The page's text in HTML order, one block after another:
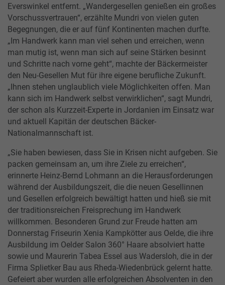
Everswinkel entfernt. „Wandergesellen genießen ein großes
Vorschussvertrauen“, erzählte Mundri von vielen guten
Begegnungen, die er auf fünf Kontinenten machen durfte.
„Im Handwerk kann man viel sehen und erreichen, wenn
man mutig ist, wenn man sich auf seine Stärken besinnt
und Schritte nach vorne geht“, machte der Bäckermeister
den Neu-Gesellen Mut für ihre eigene berufliche Zukunft.
„Ihnen stehen unglaublich viele Möglichkeiten offen. Man
kann sich im Handwerk selbst verwirklichen“, sagt Mundri,
der schon als Kurzzeit-Experte in Jordanien im Einsatz war
und aktuell Kapitän der deutschen Bäcker-
Nationalmannschaft ist.
„Sie haben bewiesen, dass Sie in Krisen nicht aufgeben. Sie
packen gemeinsam an, um ihre Ziele zu erreichen“,
erinnerte Heinz-Bernd Lohmann an die Herausforderungen
während der Ausbildungszeit, die die neuen Gesellinnen
und Gesellen erfolgreich bewältigt hatten und hieß sie mit
der traditionsreichen Freisprechung im Handwerk
willkommen. Besonderen Grund zur Freude hatten am
Donnerstag Friseurin Xenia Kampkötter aus Oelde, die ihre
Ausbildung im Oelder Salon 360° Haare absolviert hatte
sowie und Maurerin Tabea Essel aus Wadersloh, die in der
Firma Splietker Bau aus Rheda-Wiedenbrück gelernt hatte.
Gefeiert aber wurden alle erfolgreichen Absolventen in den